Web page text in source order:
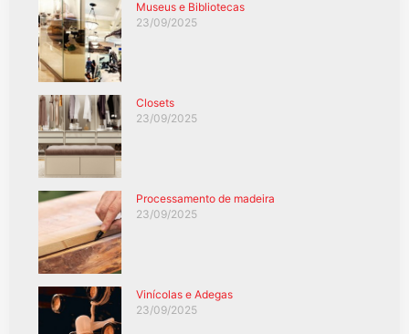
Museus e Bibliotecas
23/09/2025
Closets
23/09/2025
Processamento de madeira
23/09/2025
Vinícolas e Adegas
23/09/2025